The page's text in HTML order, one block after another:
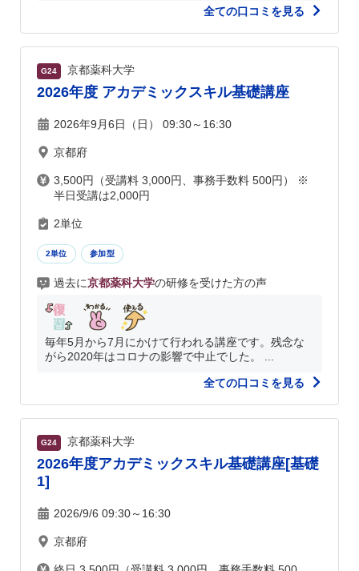
全ての口コミを見る
G24 京都薬科大学
2026年度 アカデミックスキル基礎講座
2026年9月6日（日） 09:30～16:30
京都府
3,500円（受講料 3,000円、事務手数料 500円） ※
半日受講は2,000円
2単位
2単位 参加型
過去に京都薬科大学の研修を受けた方の声
毎年5月から7月にかけて行われる講座です。残念な
がら2020年はコロナの影響で中止でした。 ...
全ての口コミを見る
G24 京都薬科大学
2026年度アカデミックスキル基礎講座[基礎
1]
2026/9/6 09:30～16:30
京都府